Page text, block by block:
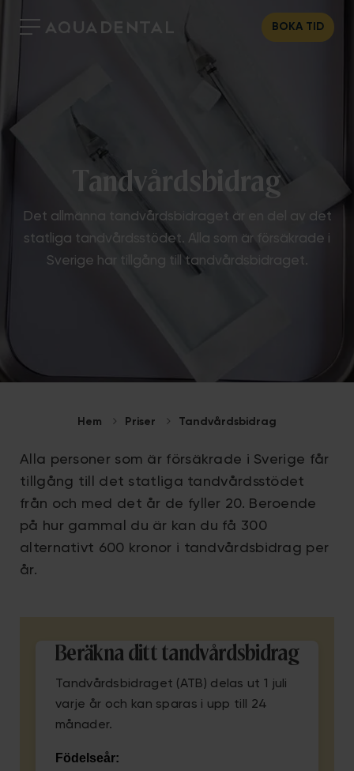
BOKA TID
Tandvårdsbidrag
Det allmänna tandvårdsbidraget är en del av det
statliga tandvårdsstödet. Alla som är försäkrade i
Sverige har tillgång till tandvårdsbidraget.
Hem Priser Tandvårdsbidrag
Alla personer som är försäkrade i Sverige får
tillgång till det statliga tandvårdsstödet
från och med det år de fyller 20. Beroende
på hur gammal du är kan du få 300
alternativt 600 kronor i tandvårdsbidrag per
år.
Beräkna ditt tandvårdsbidrag
Tandvårdsbidraget (ATB) delas ut 1 juli
varje år och kan sparas i upp till 24
månader.
Födelseår: